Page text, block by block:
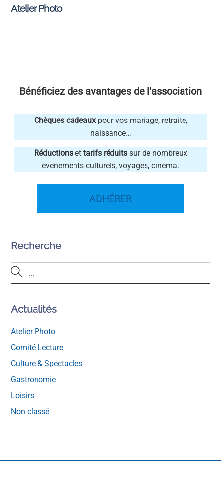
Atelier Photo
Bénéficiez des avantages de l'association
Chèques cadeauxpour vos mariage, retraite,
naissance…
Réductionset tarifs réduitssur de nombreux
évènements culturels, voyages, cinéma.
ADHÉRER
Recherche
Actualités
Atelier Photo
Comité Lecture
Culture & Spectacles
Gastronomie
Loisirs
Non classé